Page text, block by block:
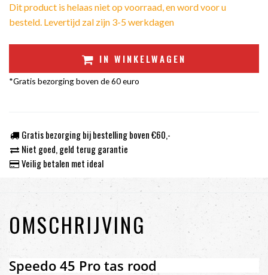
Dit product is helaas niet op voorraad, en word voor u
besteld. Levertijd zal zijn 3-5 werkdagen
IN WINKELWAGEN
*Gratis bezorging boven de 60 euro
Gratis bezorging bij bestelling boven €60,-
Niet goed, geld terug garantie
Veilig betalen met ideal
OMSCHRIJVING
Speedo 45 Pro tas rood